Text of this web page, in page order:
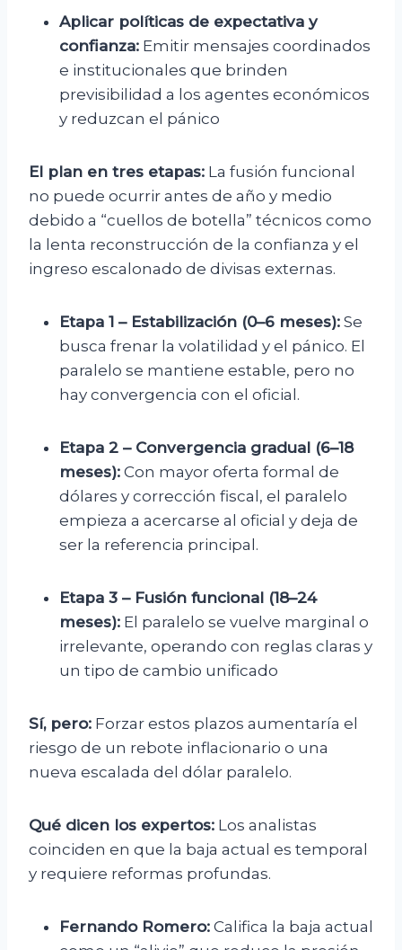
Aplicar políticas de expectativa y
confianza: Emitir mensajes coordinados
e institucionales que brinden
previsibilidad a los agentes económicos
y reduzcan el pánico
El plan en tres etapas: La fusión funcional
no puede ocurrir antes de año y medio
debido a “cuellos de botella” técnicos como
la lenta reconstrucción de la confianza y el
ingreso escalonado de divisas externas.
Etapa 1 – Estabilización (0–6 meses): Se
busca frenar la volatilidad y el pánico. El
paralelo se mantiene estable, pero no
hay convergencia con el oficial.
Etapa 2 – Convergencia gradual (6–18
meses): Con mayor oferta formal de
dólares y corrección fiscal, el paralelo
empieza a acercarse al oficial y deja de
ser la referencia principal.
Etapa 3 – Fusión funcional (18–24
meses): El paralelo se vuelve marginal o
irrelevante, operando con reglas claras y
un tipo de cambio unificado
Sí, pero: Forzar estos plazos aumentaría el
riesgo de un rebote inflacionario o una
nueva escalada del dólar paralelo.
Qué dicen los expertos: Los analistas
coinciden en que la baja actual es temporal
y requiere reformas profundas.
Fernando Romero: Califica la baja actual